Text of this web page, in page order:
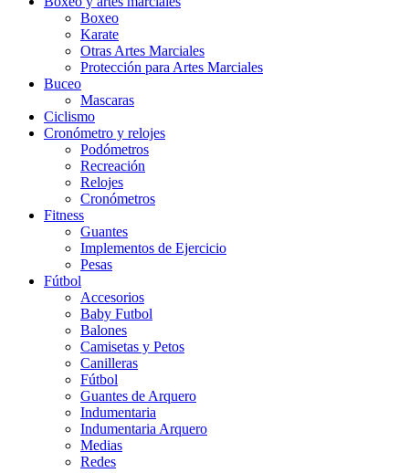
Boxeo
Karate
Otras Artes Marciales
Protección para Artes Marciales
Buceo
Mascaras
Ciclismo
Cronómetro y relojes
Podómetros
Recreación
Relojes
Cronómetros
Fitness
Guantes
Implementos de Ejercicio
Pesas
Fútbol
Accesorios
Baby Futbol
Balones
Camisetas y Petos
Canilleras
Fútbol
Guantes de Arquero
Indumentaria
Indumentaria Arquero
Medias
Redes